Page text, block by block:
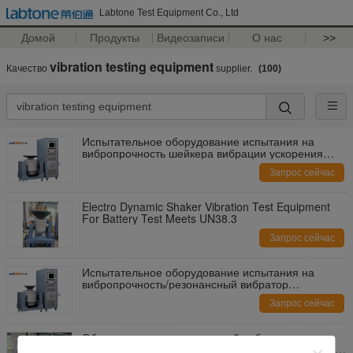
Labtone Test Equipment Co., Ltd
Домой Продукты Видеозаписи О нас >>
Качество vibration testing equipment supplier. (100)
Испытательное оборудование испытания на
вибропрочность шейкера вибрации ускорения
100г электродинамическое с ИЭК 61373Запрос сейчас
Electro Dynamic Shaker Vibration Test Equipment
For Battery Test Meets UN38.3
Запрос сейчас
Испытательное оборудование испытания на
вибропрочность/резонансный вибратор
выполняют испытывая ИЭК 61373 - железная
Запрос сейчас
Оборудование для испытаний вибрации
резонансного вибратора упаковывая исполняет к